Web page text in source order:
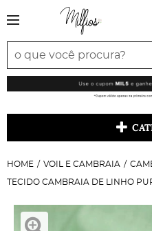
HOME VOIL E CAMBRAIA
TECIDO CAMBRAIA DE LINHO